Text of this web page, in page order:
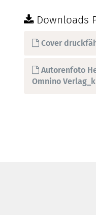
Downloads
Cover
Autorenfoto
Omnino